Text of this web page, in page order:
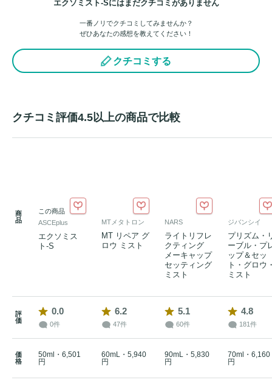
エクソミスト-Sにはまだクチコミがありません
一番ノリでクチコミしてみませんか？
ぜひあなたの感想を教えてください！
クチコミする
クチコミ評価4.5以上の商品で比較
商
品
この商品
ASCEplus
エクソミス
ト-S
MTメタトロン
MT リペア グ
ロウ ミスト
NARS
ライトリフレ
クティング
メーキャップ
セッティング
ミスト
ジバンシイ
プリズム・
ーブル・プ
ップ＆セッ
ト・グロウ
ミスト
評
価
0.0
0件
6.2
47件
5.1
60件
4.8
181件
価
格
50ml・6,501
円
60mL・5,940
円
90mL・5,830
円
70ml・6,160
円